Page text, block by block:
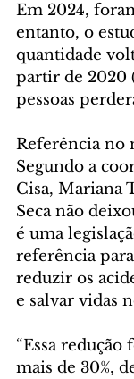
Em 2024,
entanto, o
quantidade
partir de 2020
pessoas
Referência no
Segundo a
Cisa, Mariana
Seca não
é uma
referência
reduzir os
e salvar vidas
“Essa
mais de 30%,